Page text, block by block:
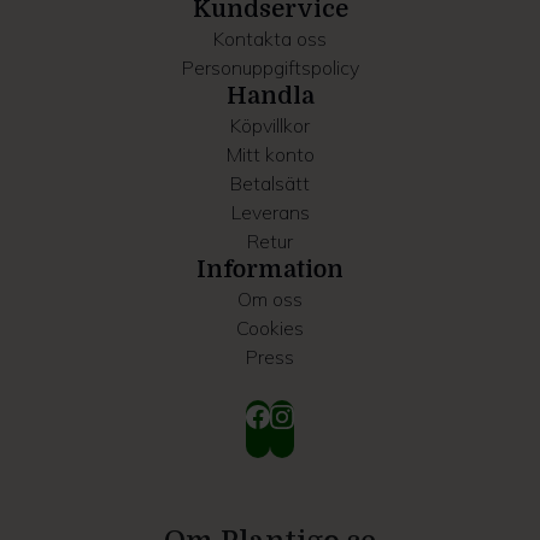
Kundservice
Kontakta oss
Personuppgiftspolicy
Handla
Köpvillkor
Mitt konto
Betalsätt
Leverans
Retur
Information
Om oss
Cookies
Press